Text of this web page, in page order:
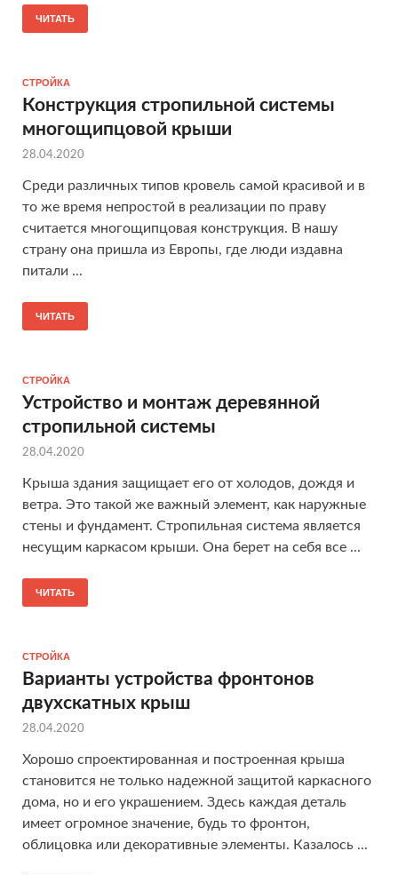
ЧИТАТЬ
СТРОЙКА
Конструкция стропильной системы
многощипцовой крыши
28.04.2020
Среди различных типов кровель самой красивой и в
то же время непростой в реализации по праву
считается многощипцовая конструкция. В нашу
страну она пришла из Европы, где люди издавна
питали ...
ЧИТАТЬ
СТРОЙКА
Устройство и монтаж деревянной
стропильной системы
28.04.2020
Крыша здания защищает его от холодов, дождя и
ветра. Это такой же важный элемент, как наружные
стены и фундамент. Стропильная система является
несущим каркасом крыши. Она берет на себя все ...
ЧИТАТЬ
СТРОЙКА
Варианты устройства фронтонов
двухскатных крыш
28.04.2020
Хорошо спроектированная и построенная крыша
становится не только надежной защитой каркасного
дома, но и его украшением. Здесь каждая деталь
имеет огромное значение, будь то фронтон,
облицовка или декоративные элементы. Казалось ...